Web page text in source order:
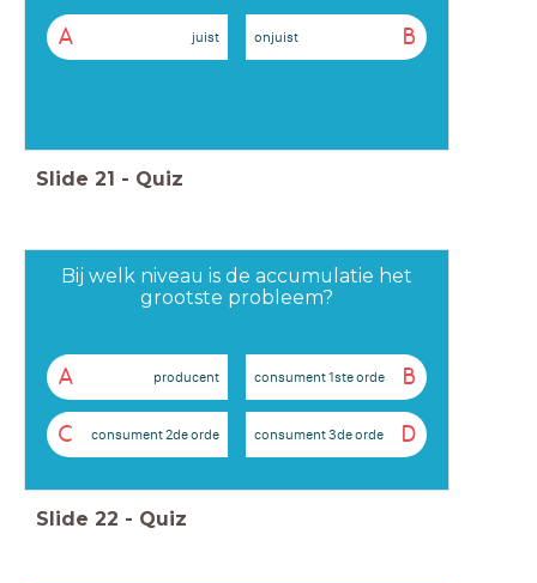
A juist B
onjuist
Slide 21 - Quiz
Bij welk niveau is de accumulatie het
grootste probleem?
A producent B
consument 1ste orde
C consument 2de orde D
consument 3de orde
Slide 22 - Quiz